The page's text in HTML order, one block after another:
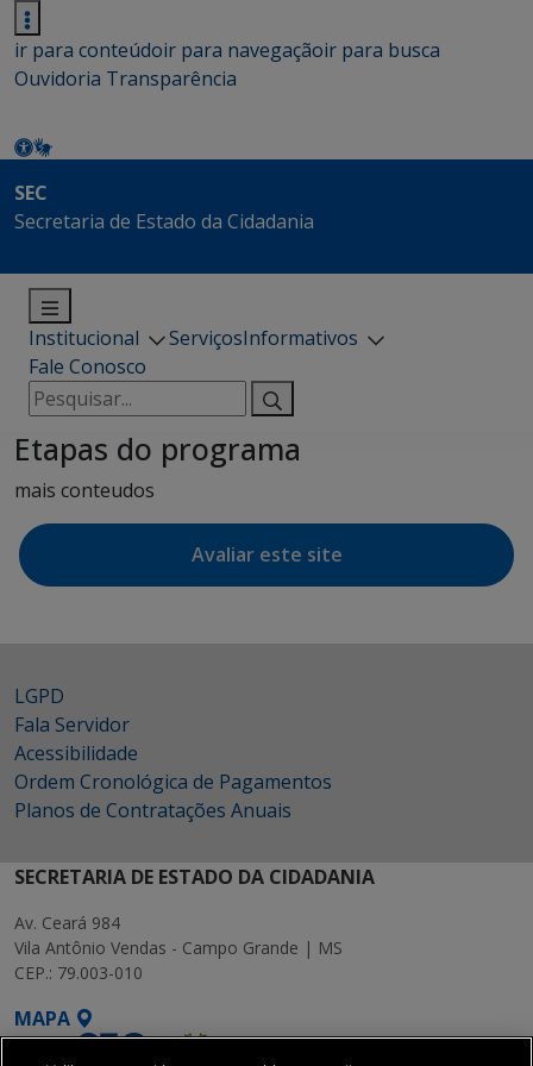
ir para conteúdoir para navegaçãoir para busca
Ouvidoria Transparência
SEC
Secretaria de Estado da Cidadania
Institucional ServiçosInformativos
Fale Conosco
Pesquisar
por:
Etapas do programa
mais conteudos
Avaliar este site
LGPD
Fala Servidor
Acessibilidade
Ordem Cronológica de Pagamentos
Planos de Contratações Anuais
SECRETARIA DE ESTADO DA CIDADANIA
Av. Ceará 984
Vila Antônio Vendas - Campo Grande | MS
CEP.: 79.003-010
MAPA